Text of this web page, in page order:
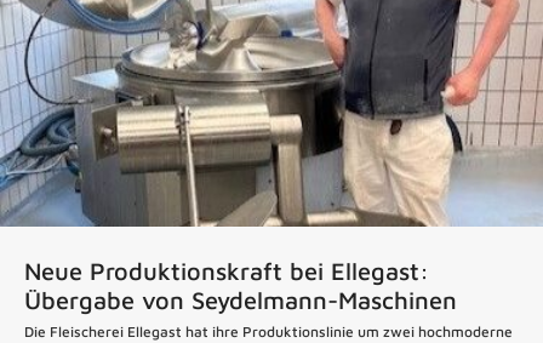
Neue Produktionskraft bei Ellegast:
Übergabe von Seydelmann-Maschinen
Die Fleischerei Ellegast hat ihre Produktionslinie um zwei hochmoderne